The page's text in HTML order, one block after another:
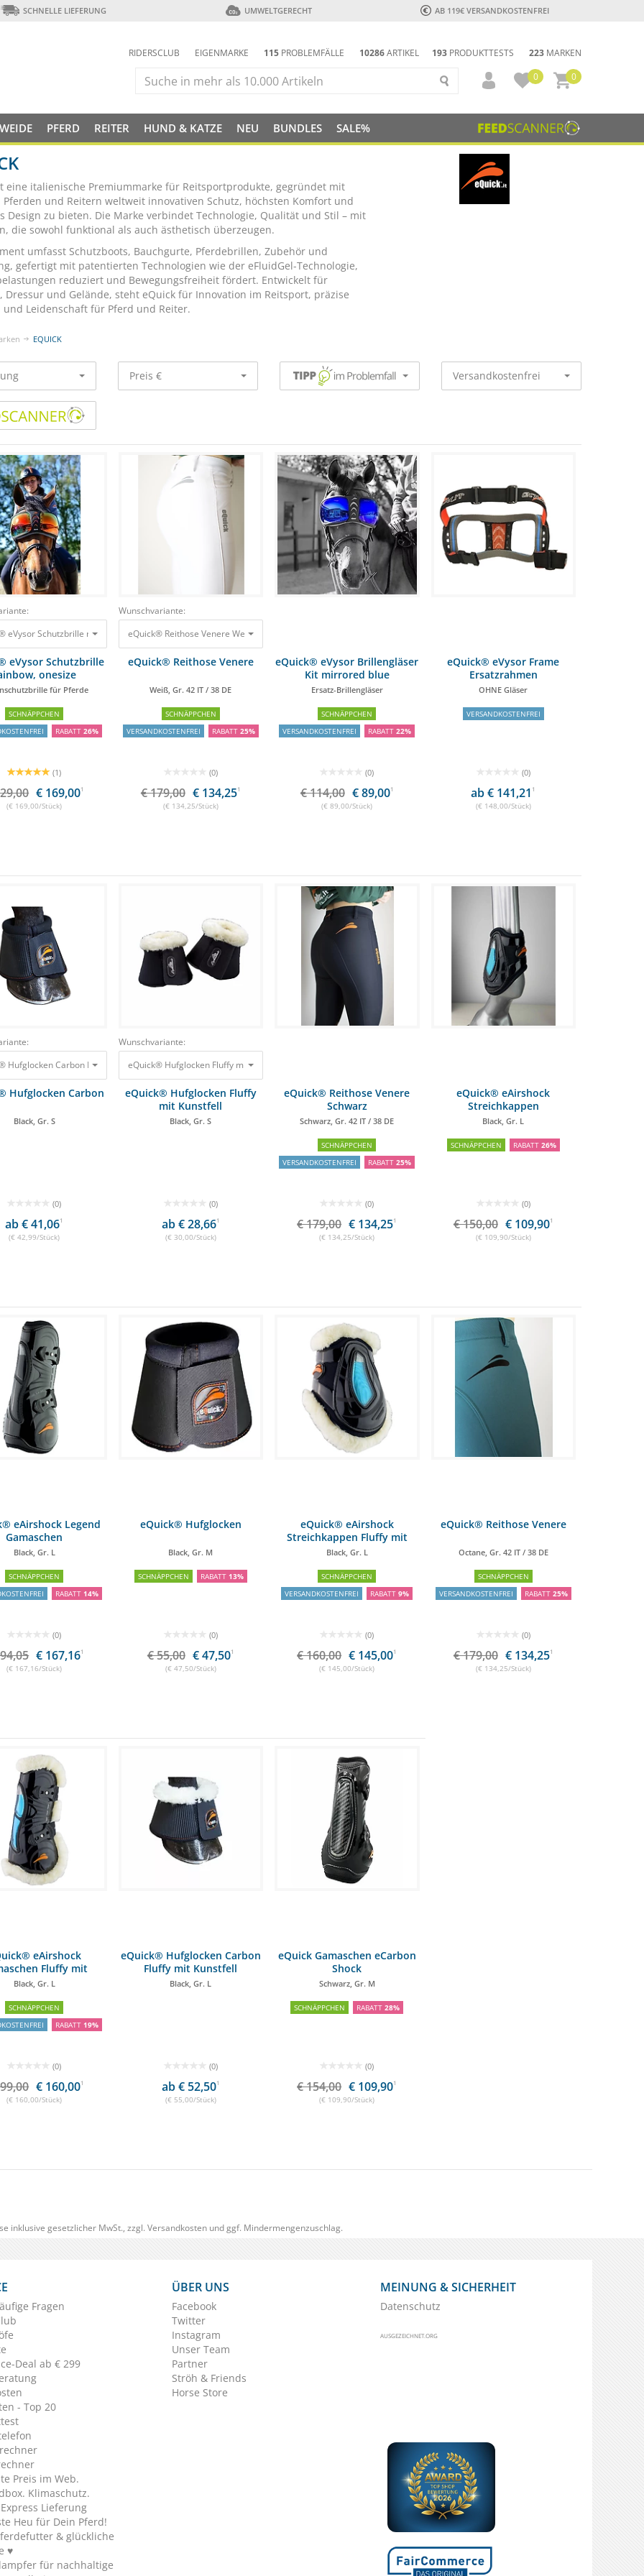
SCHNELLE LIEFERUNG UMWELTGERECHT AB 119€ VERSANDKOSTENFREI
193 PRODUKTTESTS 223 MARKEN
RIDERSCLUB EIGENMARKE 115 PROBLEMFÄLLE 10286ARTIKEL
0
0
PFERD REITER HUND & KATZE NEU BUNDLES SALE%
eine italienische Premiummarke für Reitsportprodukte, gegründet mit
Pferden und Reitern weltweit innovativen Schutz, höchsten Komfort und
Design zu bieten. Die Marke verbindet Technologie, Qualität und Stil – mit
die sowohl funktional als auch ästhetisch überzeugen.
umfasst Schutzboots, Bauchgurte, Pferdebrillen, Zubehör und
gefertigt mit patentierten Technologien wie der eFluidGel-Technologie,
reduziert und Bewegungsfreiheit fördert. Entwickelt für
Dressur und Gelände, steht eQuick für Innovation im Reitsport, präzise
und Leidenschaft für Pferd und Reiter.
EQUICK
Preis € Versandkostenfrei
eVysor Schutzbrille rainbow, onesize Augenschutzbrille für Pferde
eVysor Schutzbrille
onesize
für Pferde
SCHNÄPPCHEN
RABATT26%
(1)
€ 169,001
(€ 169,00/Stück)
Wunschvariante:
eQuick® Reithose Venere Weiß, Gr. 42 IT / 38 DE
eQuick® Reithose Venere
Weiß, Gr. 42 IT / 38 DE
SCHNÄPPCHEN
VERSANDKOSTENFREI
RABATT 25%
(0)
€ 179,00 € 134,251
(€ 134,25/Stück)
eQuick® eVysor Brillengläser
Kit mirrored blue
Ersatz-Brillengläser
SCHNÄPPCHEN
VERSANDKOSTENFREI
RABATT22%
(0)
€ 114,00 € 89,001
(€ 89,00/Stück)
eQuick® eVysor Frame
Ersatzrahmen
OHNE Gläser
VERSANDKOSTENFREI
(0)
ab € 141,21 1
(€ 148,00/Stück)
Hufglocken Carbon Black, Gr. S 42,99 €
Hufglocken Carbon
Black, Gr. S
(0)
ab € 41,061
(€ 42,99/Stück)
Wunschvariante:
eQuick® Hufglocken Fluffy mit Kunstfell Black, Gr. S 30,00 €
eQuick® Hufglocken Fluffy
mit Kunstfell
Black, Gr. S
(0)
ab € 28,661
(€ 30,00/Stück)
eQuick® Reithose Venere
Schwarz
Schwarz, Gr. 42 IT / 38 DE
SCHNÄPPCHEN
VERSANDKOSTENFREI
RABATT25%
(0)
€ 179,00 € 134,251
(€ 134,25/Stück)
eQuick® eAirshock
Streichkappen
Black, Gr. L
SCHNÄPPCHEN RABATT 26%
(0)
€ 150,00 € 109,901
(€ 109,90/Stück)
eAirshock Legend
Gamaschen
Black, Gr. L
SCHNÄPPCHEN
RABATT 14%
(0)
€ 167,161
(€ 167,16/Stück)
eQuick® Hufglocken
Black, Gr. M
SCHNÄPPCHEN RABATT 13%
(0)
€ 55,00 € 47,501
(€ 47,50/Stück)
eQuick® eAirshock
Streichkappen Fluffy mit
Kunstfell
Black, Gr. L
SCHNÄPPCHEN
VERSANDKOSTENFREI
RABATT9%
(0)
€ 160,00 € 145,001
(€ 145,00/Stück)
eQuick® Reithose Venere
Octane, Gr. 42 IT / 38 DE
SCHNÄPPCHEN
VERSANDKOSTENFREI
RABATT 25%
(0)
€ 179,00 € 134,251
(€ 134,25/Stück)
eAirshock
Fluffy mit
Kunstfell
Black, Gr. L
SCHNÄPPCHEN
RABATT 19%
(0)
€ 160,001
(€ 160,00/Stück)
eQuick® Hufglocken Carbon
Fluffy mit Kunstfell
Black, Gr. L
(0)
ab € 52,501
(€ 55,00/Stück)
eQuick Gamaschen eCarbon
Shock
Schwarz, Gr. M
SCHNÄPPCHEN RABATT28%
(0)
€ 154,00 € 109,901
(€ 109,90/Stück)
inklusive gesetzlicher MwSt., zzgl. Versandkostenund ggf. Mindermengenzuschlag.
Fragen
Deal ab € 299
- Top 20
Preis im Web.
Klimaschutz.
Lieferung
Heu für Dein Pferd!
& glückliche
♥
für nachhaltige
ÜBER UNS
Facebook
Twitter
Instagram
Unser Team
Partner
Ströh & Friends
Horse Store
MEINUNG & SICHERHEIT
Datenschutz
AUSGEZEICHNET.ORG